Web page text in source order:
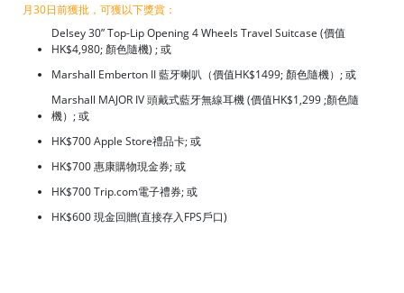
月30日前獲批，可獲以下獎賞：
Delsey 30” Top-Lip Opening 4 Wheels Travel Suitcase (價值
HK$4,980; 顏色隨機) ; 或
Marshall Emberton II 藍牙喇叭（價值HK$1499; 顏色隨機）; 或
Marshall MAJOR IV 頭戴式藍牙無線耳機 (價值HK$1,299 ;顏色隨
機）; 或
HK$700 Apple Store禮品卡; 或
HK$700 惠康購物現金券; 或
HK$700 Trip.com電子禮券; 或
HK$600 現金回贈(直接存入FPS戶口)